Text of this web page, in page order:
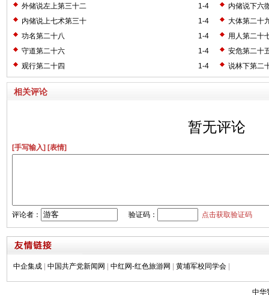
1-4
外储说左上第三十二
内储说下六
1-4
内储说上七术第三十
大体第二十
1-4
功名第二十八
用人第二十
1-4
守道第二十六
安危第二十
1-4
观行第二十四 说林下第二
相关评论
暂无评论
[手写输入] [表情]
评论者： 验证码： 点击获取验证码
中企集成 中国共产党新闻网 中红网-红色旅游网 黄埔军校同学会
中华